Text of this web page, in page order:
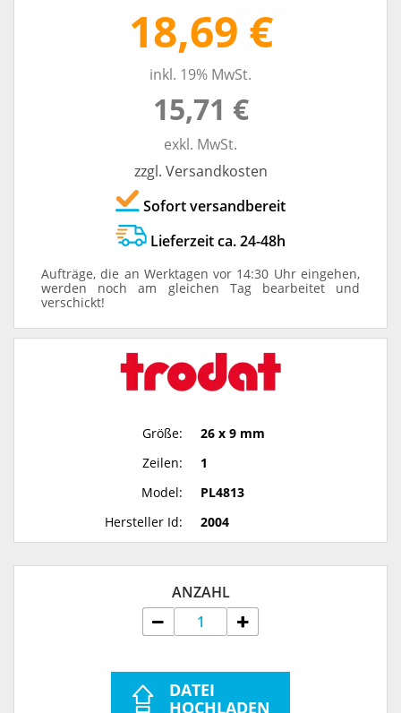
18,69 €
inkl. 19% MwSt.
15,71 €
exkl. MwSt.
zzgl. Versandkosten
Sofort versandbereit
Lieferzeit ca. 24-48h
Aufträge, die an Werktagen vor 14:30 Uhr eingehen,
werden noch am gleichen Tag bearbeitet und
verschickt!
Größe:
26 x 9 mm
Zeilen:
1
Model:
PL4813
Hersteller Id:
2004
ANZAHL
DATEI
HOCHLADEN